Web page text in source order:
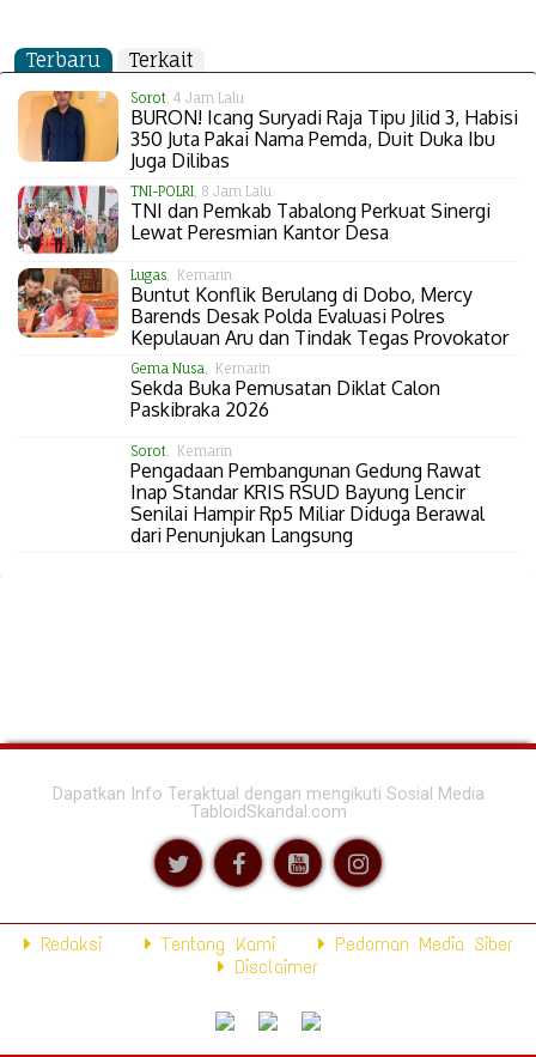
Terbaru Terkait
Sorot, 4 Jam Lalu
BURON! Icang Suryadi Raja Tipu Jilid 3, Habisi
350 Juta Pakai Nama Pemda, Duit Duka Ibu
Juga Dilibas
TNI-POLRI, 8 Jam Lalu
TNI dan Pemkab Tabalong Perkuat Sinergi
Lewat Peresmian Kantor Desa
Lugas, Kemarin
Buntut Konflik Berulang di Dobo, Mercy
Barends Desak Polda Evaluasi Polres
Kepulauan Aru dan Tindak Tegas Provokator
Gema Nusa , Kemarin
Sekda Buka Pemusatan Diklat Calon
Paskibraka 2026
Sorot, Kemarin
Pengadaan Pembangunan Gedung Rawat
Inap Standar KRIS RSUD Bayung Lencir
Senilai Hampir Rp5 Miliar Diduga Berawal
dari Penunjukan Langsung
Dapatkan Info Teraktual dengan mengikuti Sosial Media
TabloidSkandal.com
Redaksi Tentang Kami
Pedoman Media Siber
Disclaimer